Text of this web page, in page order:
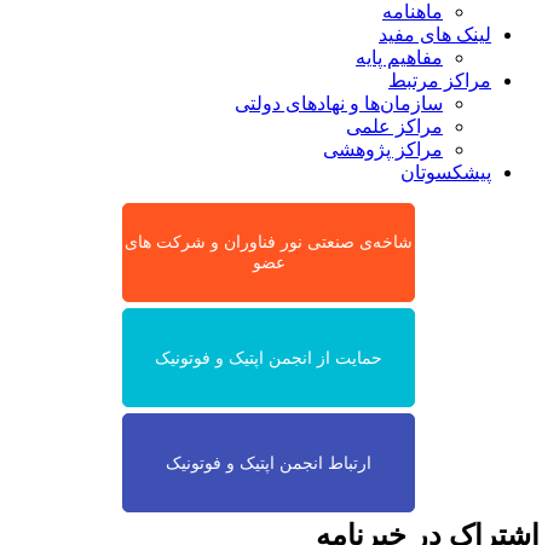
ماهنامه
لینک های مفید
مفاهیم پایه
مراکز مرتبط
سازمان‌ها و نهادهای دولتی
مراکز علمی
مراکز پژوهشی
پیشکسوتان
شاخه‌ی صنعتی نور فناوران و شرکت های
عضو
حمایت از انجمن اپتیک و فوتونیک
ارتباط انجمن اپتیک و فوتونیک
در خبرنامه